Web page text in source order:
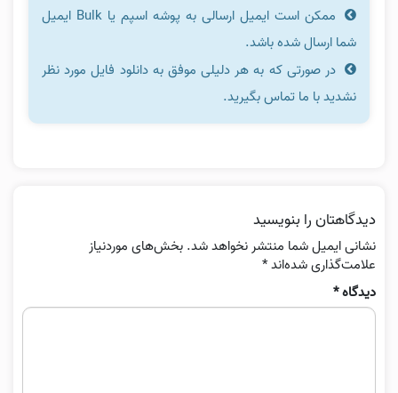
ممکن است ایمیل ارسالی به پوشه اسپم یا Bulk ایمیل
شما ارسال شده باشد.
در صورتی که به هر دلیلی موفق به دانلود فایل مورد نظر
نشدید با ما تماس بگیرید.
دیدگاهتان را بنویسید
نشانی ایمیل شما منتشر نخواهد شد. بخش‌های موردنیاز
علامت‌گذاری شده‌اند*
دیدگاه*